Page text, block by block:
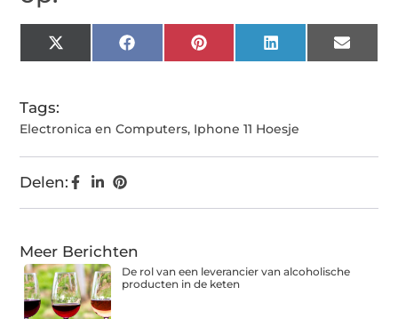
X
(Twitter)
FacebookPinterestLinkedIn Email
Tags:
Electronica en Computers, Iphone 11 Hoesje
Delen:
Meer Berichten
De rol van een leverancier van alcoholische
producten in de keten